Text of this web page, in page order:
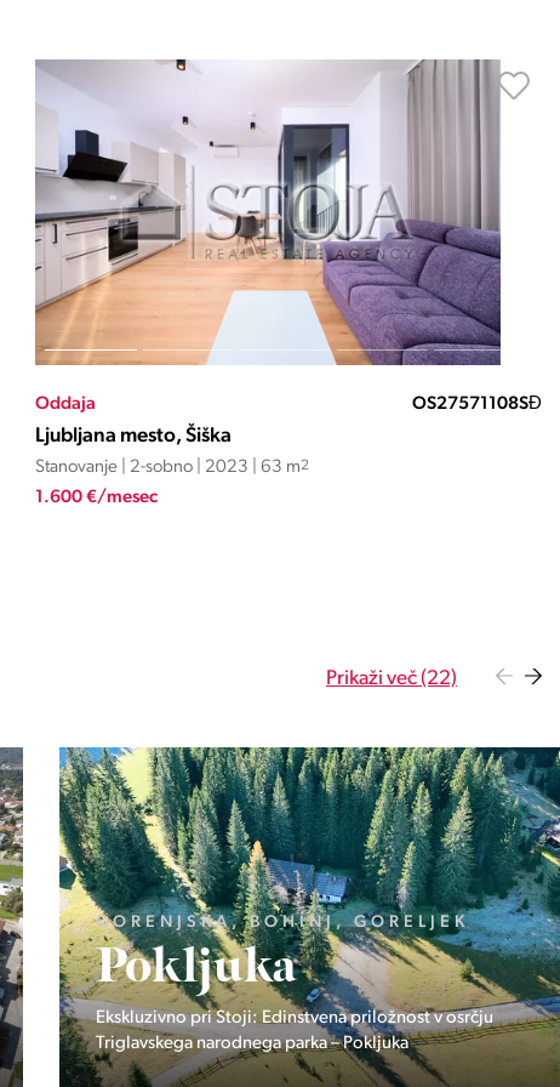
Oddaja OS27571108SĐ
Ljubljana mesto, Šiška
Stanovanje | 2-sobno | 2023 | 63 m2
1.600 €/mesec
Prikaži več (22)
OBALNO - KRAŠKA, PIRAN, PORTOROŽ
Vila Olea
Zasebna rezidenca treh ekskluzivnih domov v Portorožu.